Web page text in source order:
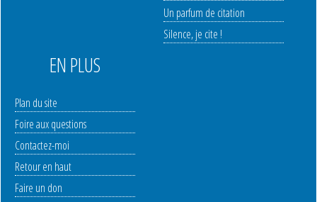
Un parfum de citation
Silence, je cite !
EN PLUS
Plan du site
Foire aux questions
Contactez-moi
Retour en haut
Faire un don